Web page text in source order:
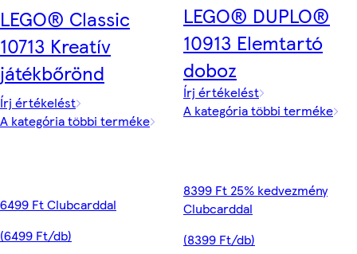
LEGO® Classic
10713 Kreatív
játékbőrönd
Írj értékelést
A kategória többi terméke
6499 Ft Clubcarddal
(6499 Ft/db)
LEGO® DUPLO®
10913 Elemtartó
doboz
Írj értékelést
A kategória többi terméke
8399 Ft 25% kedvezmény
Clubcarddal
(8399 Ft/db)